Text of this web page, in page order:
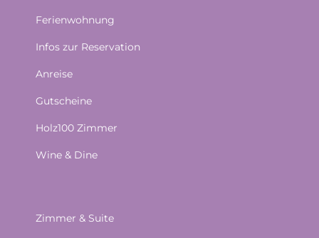
Ferienwohnung
Infos zur Reservation
Anreise
Gutscheine
Holz100 Zimmer
Wine & Dine
Zimmer & Suite